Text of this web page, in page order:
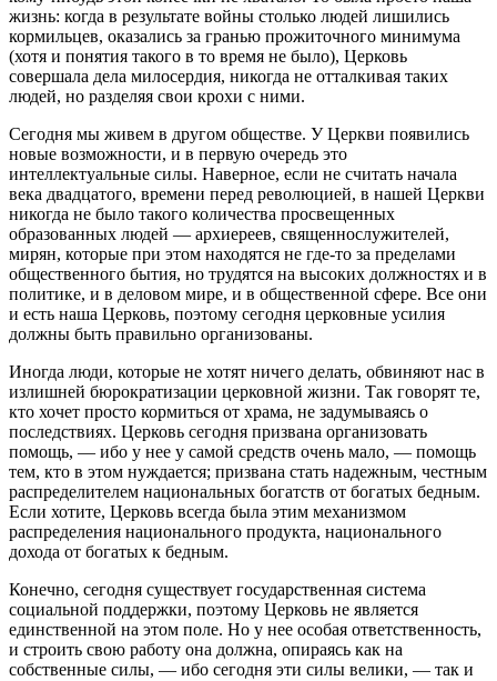
жизнь: когда в результате войны столько людей лишились
кормильцев, оказались за гранью прожиточного минимума
(хотя и понятия такого в то время не было), Церковь
совершала дела милосердия, никогда не отталкивая таких
людей, но разделяя свои крохи с ними.
Сегодня мы живем в другом обществе. У Церкви появились
новые возможности, и в первую очередь это
интеллектуальные силы. Наверное, если не считать начала
века двадцатого, времени перед революцией, в нашей Церкви
никогда не было такого количества просвещенных
образованных людей ― архиереев, священнослужителей,
мирян, которые при этом находятся не где-то за пределами
общественного бытия, но трудятся на высоких должностях и в
политике, и в деловом мире, и в общественной сфере. Все они
и есть наша Церковь, поэтому сегодня церковные усилия
должны быть правильно организованы.
Иногда люди, которые не хотят ничего делать, обвиняют нас в
излишней бюрократизации церковной жизни. Так говорят те,
кто хочет просто кормиться от храма, не задумываясь о
последствиях. Церковь сегодня призвана организовать
помощь, — ибо у нее у самой средств очень мало, — помощь
тем, кто в этом нуждается; призвана стать надежным, честным
распределителем национальных богатств от богатых бедным.
Если хотите, Церковь всегда была этим механизмом
распределения национального продукта, национального
дохода от богатых к бедным.
Конечно, сегодня существует государственная система
социальной поддержки, поэтому Церковь не является
единственной на этом поле. Но у нее особая ответственность,
и строить свою работу она должна, опираясь как на
собственные силы, — ибо сегодня эти силы велики, — так и